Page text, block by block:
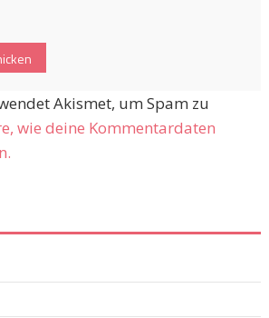
Akismet, um Spam zu
wie deine Kommentardaten